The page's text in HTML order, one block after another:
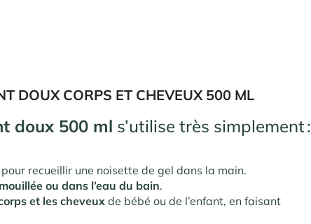
DOUX CORPS ET CHEVEUX 500 ML
doux 500 ml s’utilise très simplement :
pour recueillir une noisette de gel dans la main.
ou dans l’eau du bain.
et les cheveux de bébé ou de l’enfant, en faisant